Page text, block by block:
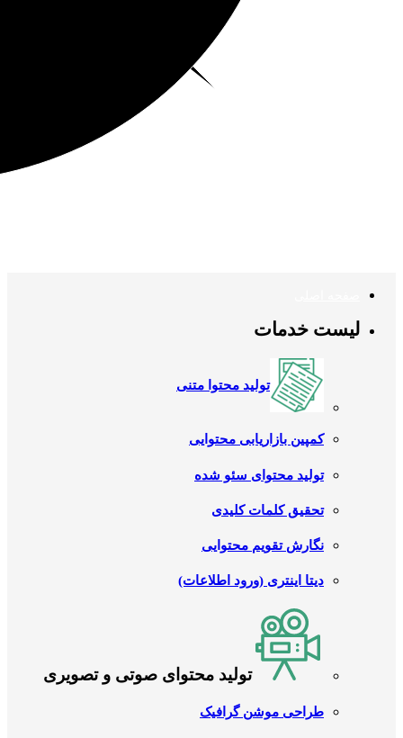
لیست خدمات
تولید محتوا متنی
کمپین بازاریابی محتوایی
تولید محتوای سئو شده
تحقیق کلمات کلیدی
نگارش تقویم محتوایی
دیتا اینتری (ورود اطلاعات)
تولید محتوای صوتی و تصویری
طراحی موشن گرافیک